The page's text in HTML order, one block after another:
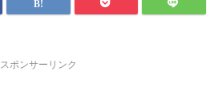
スポンサーリンク